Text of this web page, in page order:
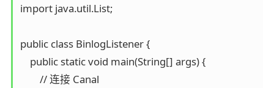
import java.util.List;
public class BinlogListener {
    public static void main(String[] args) {
        // 连接 Canal